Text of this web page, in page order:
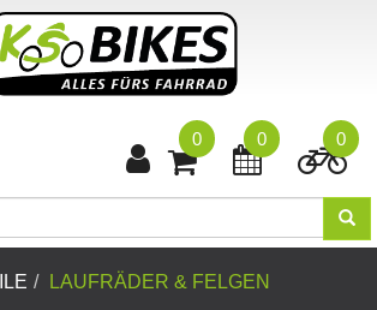
0
0
0
LAUFRÄDER & FELGEN